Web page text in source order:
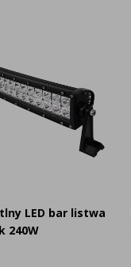
LED bar listwa
240W